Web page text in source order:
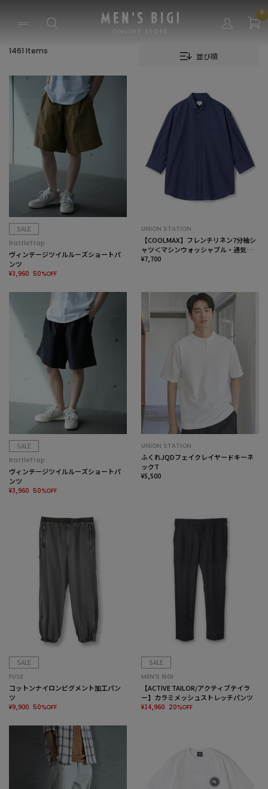
0
1461 Items 並び順
SALE
RattleTrap
ヴィンテージツイルルーズショートパ
ンツ
¥3,960 50%OFF
UNION STATION
【COOLMAX】フレンチリネン7分袖シ
ャツ＜マシンウォッシャブル・通気性
＞
¥7,700
SALE
RattleTrap
ヴィンテージツイルルーズショートパ
ンツ
¥3,960 50%OFF
UNION STATION
ふくれJQDフェイクレイヤードキーネ
ックT
¥5,500
SALE
FUSE
コットンナイロンピグメント加工パン
ツ
¥9,900 50%OFF
SALE
MEN’S BIGI
【ACTIVE TAILOR/アクティブテイラ
ー】カラミメッシュストレッチパンツ
¥14,960 20%OFF